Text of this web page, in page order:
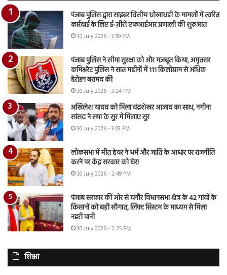
पंजाब पुलिस द्वारा साइबर वित्तीय धोखाधड़ी के मामलों में त्वरित
कार्रवाई के लिए ई-ज़ीरो एफआईआर प्रणाली की शुरुआत
30 July 2026 - 3:50 PM
पंजाब पुलिस ने सीमा सुरक्षा को और मजबूत किया, अमृतसर
कमिश्नरेट पुलिस ने सात महीनों में 111 किलोग्राम से अधिक
हेरोइन बरामद की
30 July 2026 - 3:24 PM
अखिलेश यादव को मिला चंद्रशेखर आजाद का साथ, नगीना
सांसद ने सपा के सुर में मिलाए सुर
30 July 2026 - 3:03 PM
लोकसभा में मीत हेयर ने धर्म और जाति के आधार पर राजनीति
करने पर केंद्र सरकार को घेरा
30 July 2026 - 2:49 PM
पंजाब सरकार की ओर से घनौर विधानसभा क्षेत्र के 42 गांवों के
किसानों को बड़ी सौगात, लिफ्ट सिस्टम के माध्यम से मिला
नहरी पानी
30 July 2026 - 2:25 PM
शिक्षा